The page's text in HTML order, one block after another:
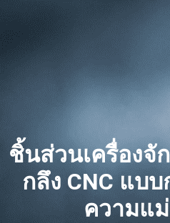
ชิ้นส่วนเครื่องจั
กลึง CNC แบ
ความแ